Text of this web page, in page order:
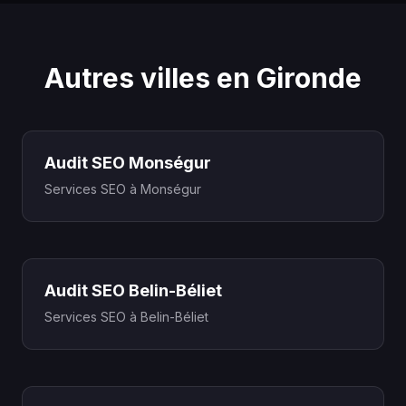
Autres villes en Gironde
Audit SEO Monségur
Services SEO à Monségur
Audit SEO Belin-Béliet
Services SEO à Belin-Béliet